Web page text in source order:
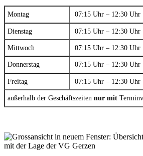
Montag 07:15 Uhr – 12:30 Uhr
Dienstag 07:15 Uhr – 12:30 Uhr
Mittwoch 07:15 Uhr – 12:30 Uhr
Donnerstag 07:15 Uhr – 12:30 Uhr
Freitag 07:15 Uhr – 12:30 Uhr
außerhalb der Geschäftszeiten nur mit